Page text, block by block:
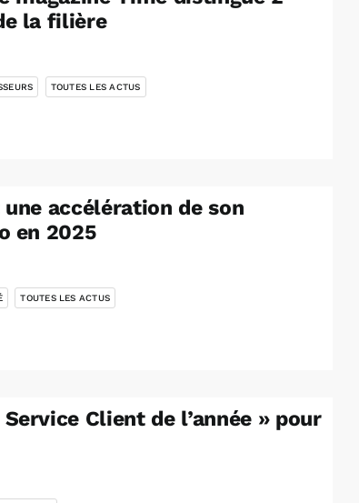
la filière
TOUTES LES ACTUS
accélération de son
en 2025
TOUTES LES ACTUS
Client de l’année » pour